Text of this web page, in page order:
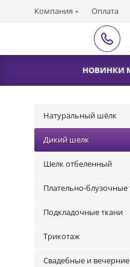
Компания Оплата
НОВИНКИ
Натуральный шёлк
Дикий шелк
Шелк отбеленный
Плательно-блузочные
Подкладочные ткани
Трикотаж
Свадебные и